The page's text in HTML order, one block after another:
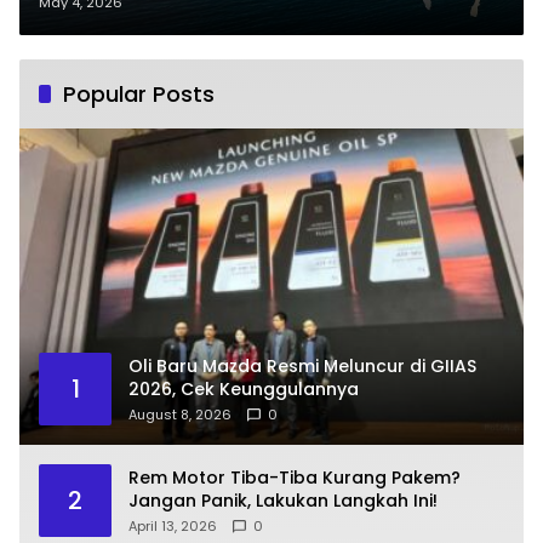
Popular Posts
1
Oli Baru Mazda Resmi Meluncur di GIIAS
2026, Cek Keunggulannya
August 8, 2026 0
2
Rem Motor Tiba-Tiba Kurang Pakem?
Jangan Panik, Lakukan Langkah Ini!
April 13, 2026 0